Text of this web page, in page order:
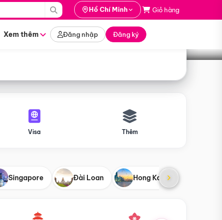
Hồ Chí Minh Giỏ hàng
Xem thêm Đăng nhập Đăng ký
Tìm tour
Visa Thêm
Singapore Đài Loan Hong Kong